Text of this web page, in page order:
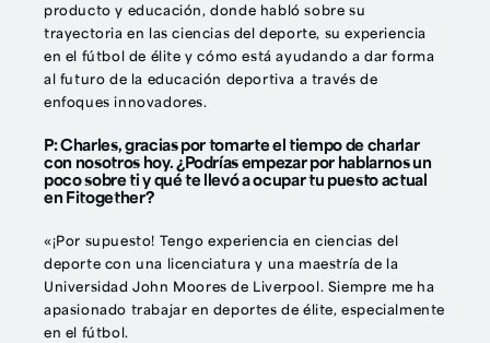
producto y educación, donde habló sobre su
trayectoria en las ciencias del deporte, su experiencia
en el fútbol de élite y cómo está ayudando a dar forma
al futuro de la educación deportiva a través de
enfoques innovadores.
P: Charles, gracias por tomarte el tiempo de charlar
con nosotros hoy. ¿Podrías empezar por hablarnos un
poco sobre ti y qué te llevó a ocupar tu puesto actual
en Fitogether?
«¡Por supuesto! Tengo experiencia en ciencias del
deporte con una licenciatura y una maestría de la
Universidad John Moores de Liverpool. Siempre me ha
apasionado trabajar en deportes de élite, especialmente
en el fútbol.